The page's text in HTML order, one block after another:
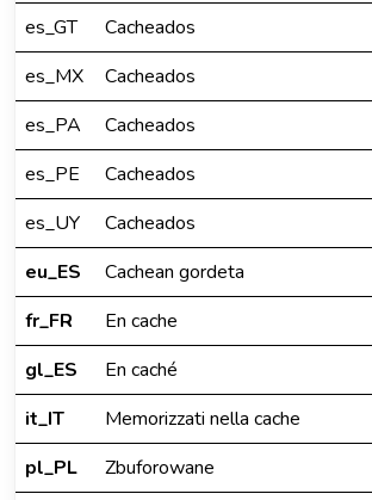
es_GT
Cacheados
es_MX
Cacheados
es_PA
Cacheados
es_PE
Cacheados
es_UY
Cacheados
eu_ES
Cachean gordeta
fr_FR
En cache
gl_ES
En caché
it_IT
Memorizzati nella cache
pl_PL
Zbuforowane